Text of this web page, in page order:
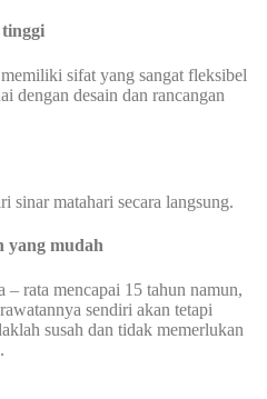
sifat yang sangat fleksibel
dengan desain dan rancangan
sinar matahari secara langsung.
yang mudah
– rata mencapai 15 tahun namun,
sendiri akan tetapi
susah dan tidak memerlukan